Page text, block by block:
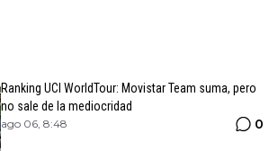
Ranking UCI WorldTour: Movistar Team suma, pero
no sale de la mediocridad
ago 06, 8:48 0